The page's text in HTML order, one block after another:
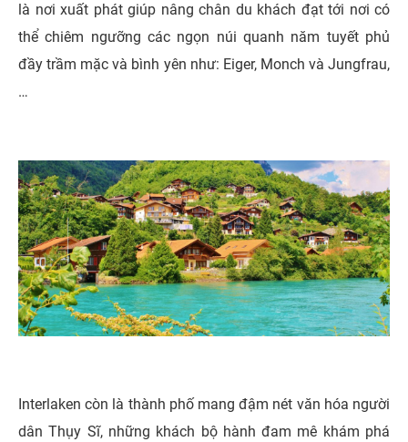
là nơi xuất phát giúp nâng chân du khách đạt tới nơi có
thể chiêm ngưỡng các ngọn núi quanh năm tuyết phủ
đầy trầm mặc và bình yên như: Eiger, Monch và Jungfrau,
…
Interlaken còn là thành phố mang đậm nét văn hóa người
dân Thụy Sĩ, những khách bộ hành đam mê khám phá